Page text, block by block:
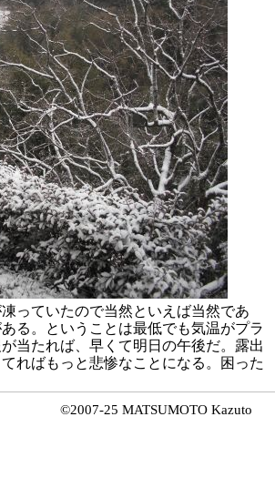
っていたので当然といえば当然であ
る。ということは最低でも気温がプラ
当たれば、早くて明日の午後だ。露出
ればもっと悲惨なことになる。困った
©2007-25 MATSUMOTO Kazuto